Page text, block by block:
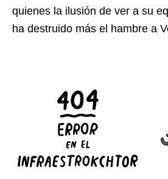
quienes la ilusión de ver a su
ha destruido más el hambre a